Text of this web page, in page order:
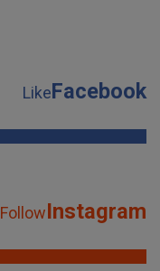
LikeFacebook
FollowInstagram